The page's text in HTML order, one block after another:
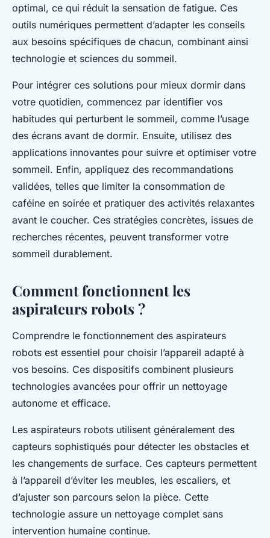
optimal, ce qui réduit la sensation de fatigue. Ces
outils numériques permettent d’adapter les conseils
aux besoins spécifiques de chacun, combinant ainsi
technologie et sciences du sommeil.
Pour intégrer ces solutions pour mieux dormir dans
votre quotidien, commencez par identifier vos
habitudes qui perturbent le sommeil, comme l’usage
des écrans avant de dormir. Ensuite, utilisez des
applications innovantes pour suivre et optimiser votre
sommeil. Enfin, appliquez des recommandations
validées, telles que limiter la consommation de
caféine en soirée et pratiquer des activités relaxantes
avant le coucher. Ces stratégies concrètes, issues de
recherches récentes, peuvent transformer votre
sommeil durablement.
Comment fonctionnent les
aspirateurs robots ?
Comprendre le fonctionnement des aspirateurs
robots est essentiel pour choisir l’appareil adapté à
vos besoins. Ces dispositifs combinent plusieurs
technologies avancées pour offrir un nettoyage
autonome et efficace.
Les aspirateurs robots utilisent généralement des
capteurs sophistiqués pour détecter les obstacles et
les changements de surface. Ces capteurs permettent
à l’appareil d’éviter les meubles, les escaliers, et
d’ajuster son parcours selon la pièce. Cette
technologie assure un nettoyage complet sans
intervention humaine continue.